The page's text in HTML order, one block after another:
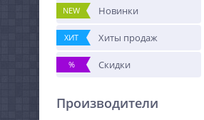
NEW Новинки
ХИТ Хиты продаж
% Скидки
Производители